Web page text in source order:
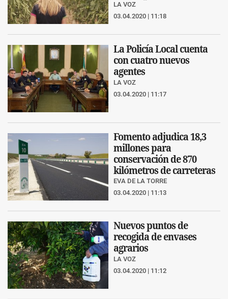
LA VOZ
03.04.2020 | 11:18
La Policía Local cuenta
con cuatro nuevos
agentes
LA VOZ
03.04.2020 | 11:17
Fomento adjudica 18,3
millones para
conservación de 870
kilómetros de carreteras
EVA DE LA TORRE
03.04.2020 | 11:13
Nuevos puntos de
recogida de envases
agrarios
LA VOZ
03.04.2020 | 11:12